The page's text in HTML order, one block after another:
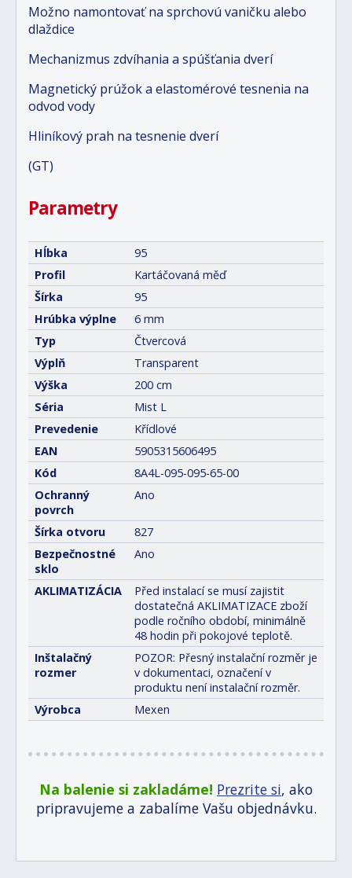
Možno namontovať na sprchovú vaničku alebo
dlaždice
Mechanizmus zdvíhania a spúšťania dverí
Magnetický prúžok a elastomérové tesnenia na
odvod vody
Hliníkový prah na tesnenie dverí
(GT)
Parametry
Hĺbka
95
Profil
Kartáčovaná měď
Šírka
95
Hrúbka výplne
6 mm
Typ
Čtvercová
Výplň
Transparent
Výška
200 cm
Séria
Mist L
Prevedenie
Křídlové
EAN
5905315606495
Kód
8A4L-095-095-65-00
Ochranný
povrch
Ano
Šírka otvoru
827
Bezpečnostné
sklo
Ano
AKLIMATIZÁCIA
Před instalací se musí zajistit
dostatečná AKLIMATIZACE zboží
podle ročního období, minimálně
48 hodin při pokojové teplotě.
Inštalačný
rozmer
POZOR: Přesný instalační rozměr je
v dokumentaci, označení v
produktu není instalační rozměr.
Výrobca
Mexen
Na balenie si zakladáme! Prezrite si, ako
pripravujeme a zabalíme Vašu objednávku.